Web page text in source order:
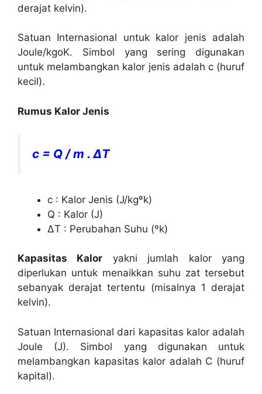
derajat kelvin).
Satuan Internasional untuk kalor jenis adalah
Joule/kgoK. Simbol yang sering digunakan
untuk melambangkan kalor jenis adalah c (huruf
kecil).
Rumus Kalor Jenis
c = Q / m . ΔT
c : Kalor Jenis (J/kgºk)
Q : Kalor (J)
ΔT : Perubahan Suhu (ºk)
Kapasitas Kalor yakni jumlah kalor yang
diperlukan untuk menaikkan suhu zat tersebut
sebanyak derajat tertentu (misalnya 1 derajat
kelvin).
Satuan Internasional dari kapasitas kalor adalah
Joule (J). Simbol yang digunakan untuk
melambangkan kapasitas kalor adalah C (huruf
kapital).